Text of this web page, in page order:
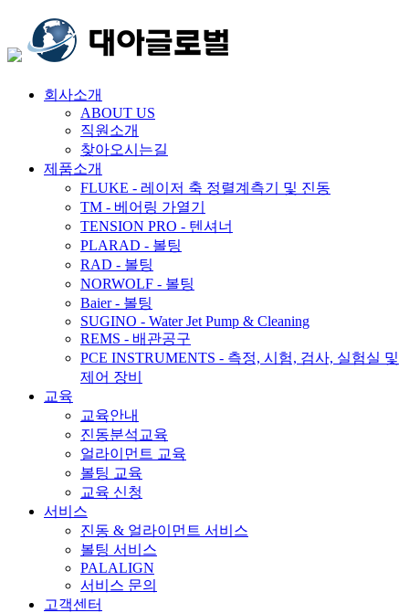
회사소개
ABOUT US
직원소개
찾아오시는길
제품소개
FLUKE - 레이저 축 정렬계측기 및 진동
TM - 베어링 가열기
TENSION PRO - 텐셔너
PLARAD - 볼팅
RAD - 볼팅
NORWOLF - 볼팅
Baier - 볼팅
SUGINO - Water Jet Pump & Cleaning
REMS - 배관공구
PCE INSTRUMENTS - 측정, 시험, 검사, 실험실 및
제어 장비
교육
교육안내
진동분석교육
얼라이먼트 교육
볼팅 교육
교육 신청
서비스
진동 & 얼라이먼트 서비스
볼팅 서비스
PALALIGN
서비스 문의
고객센터